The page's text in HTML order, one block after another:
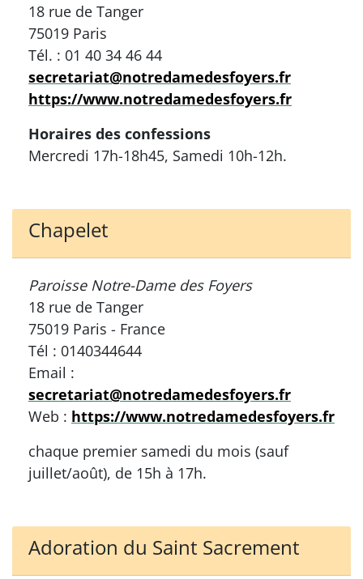
18 rue de Tanger
75019 Paris
Tél. : 01 40 34 46 44
secretariat@notredamedesfoyers.fr
https://www.notredamedesfoyers.fr
Horaires des confessions
Mercredi 17h-18h45, Samedi 10h-12h.
Chapelet
Paroisse Notre-Dame des Foyers
18 rue de Tanger
75019 Paris - France
Tél : 0140344644
Email :
secretariat@notredamedesfoyers.fr
Web : https://www.notredamedesfoyers.fr
chaque premier samedi du mois (sauf
juillet/août), de 15h à 17h.
Adoration du Saint Sacrement